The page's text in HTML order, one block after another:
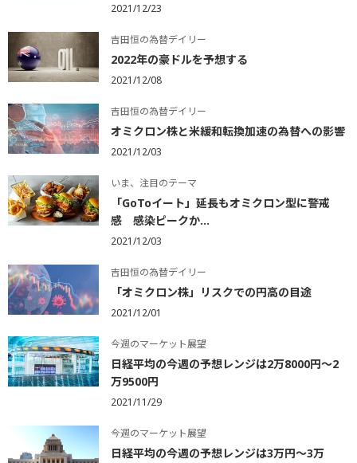
2021/12/23
吉田恒の為替デイリー
2022年の豪ドルを予想する
2021/12/08
吉田恒の為替デイリー
オミクロン株と米緩和転換加速の為替への影響
2021/12/03
いま、注目のテーマ
「GoToイート」延長もオミクロン型に警戒
感 感染ピークか...
2021/12/03
吉田恒の為替デイリー
「オミクロン株」リスクでの円高の目途
2021/12/01
今週のマーケット展望
日経平均の今週の予想レンジは2万8000円～2
万9500円
2021/11/29
今週のマーケット展望
日経平均の今週の予想レンジは3万円～3万